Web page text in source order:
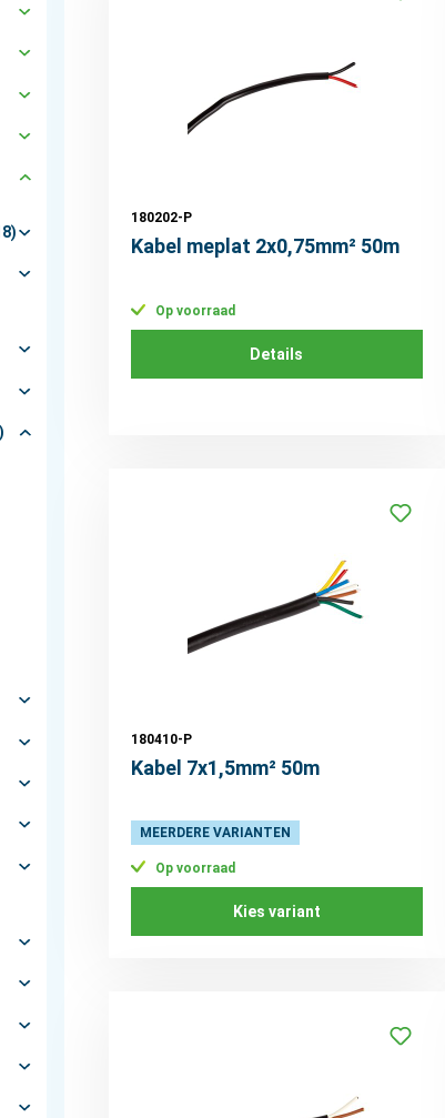
180202-P
Kabel meplat 2x0,75mm² 50m
Op voorraad
Details
180410-P
Kabel 7x1,5mm² 50m
MEERDERE VARIANTEN
Op voorraad
Kies variant